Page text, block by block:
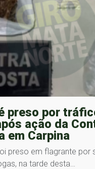
preso por
ação da
em Carpina
preso em flagrante por
na tarde desta…